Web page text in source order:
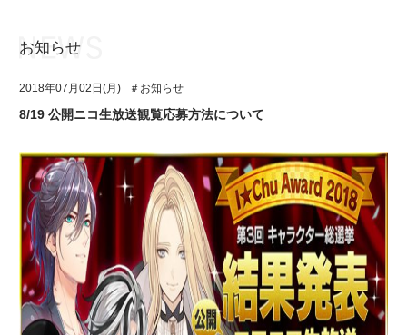
アプリゲーム
イベント・キャンペーン
ミュージック
グッズ・本
ギャラリー
ユニット&キャラクター
アプリゲーム
イベント・キャンペーン
ミュージック
グッズ・本
お知らせ
2018年07月02日(月) ＃お知らせ
8/19 公開ニコ生放送観覧応募方法について